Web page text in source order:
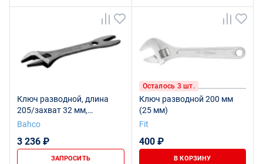
Ключ разводной, длина
205/захват 32 мм,
промышленная упаковка
Bahco
3 236 ₽
ЗАПРОСИТЬ
Осталось 3 шт.
Ключ разводной 200 мм
(25 мм)
Fit
400 ₽
В КОРЗИНУ